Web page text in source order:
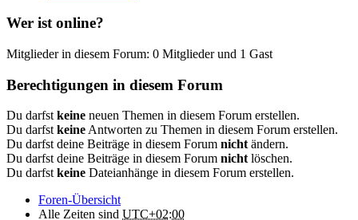
Wer ist online?
Mitglieder in diesem Forum: 0 Mitglieder und 1 Gast
Berechtigungen in diesem Forum
Du darfst keine neuen Themen in diesem Forum erstellen.
Du darfst keine Antworten zu Themen in diesem Forum erstellen.
Du darfst deine Beiträge in diesem Forum nicht ändern.
Du darfst deine Beiträge in diesem Forum nicht löschen.
Du darfst keine Dateianhänge in diesem Forum erstellen.
Foren-Übersicht
Alle Zeiten sind UTC+02:00